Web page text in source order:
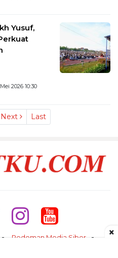
Yusuf,
2026 10:30
Next Last
Pedoman Media Siber
×